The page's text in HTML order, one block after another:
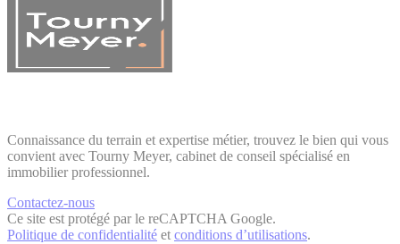
Connaissance du terrain et expertise métier, trouvez le bien qui vous
convient avec Tourny Meyer, cabinet de conseil spécialisé en
immobilier professionnel.
Contactez-nous
Ce site est protégé par le reCAPTCHA Google.
Politique de confidentialité et conditions d’utilisations.